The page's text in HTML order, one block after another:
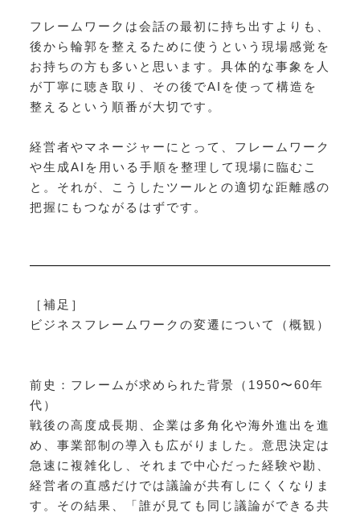
フレームワークは会話の最初に持ち出すよりも、
後から輪郭を整えるために使うという現場感覚を
お持ちの方も多いと思います。具体的な事象を人
が丁寧に聴き取り、その後でAIを使って構造を
整えるという順番が大切です。
経営者やマネージャーにとって、フレームワーク
や生成AIを用いる手順を整理して現場に臨むこ
と。それが、こうしたツールとの適切な距離感の
把握にもつながるはずです。
［補足］
ビジネスフレームワークの変遷について（概観）
前史：フレームが求められた背景（1950〜60年
代）
戦後の高度成長期、企業は多角化や海外進出を進
め、事業部制の導入も広がりました。意思決定は
急速に複雑化し、それまで中心だった経験や勘、
経営者の直感だけでは議論が共有しにくくなりま
す。その結果、「誰が見ても同じ議論ができる共